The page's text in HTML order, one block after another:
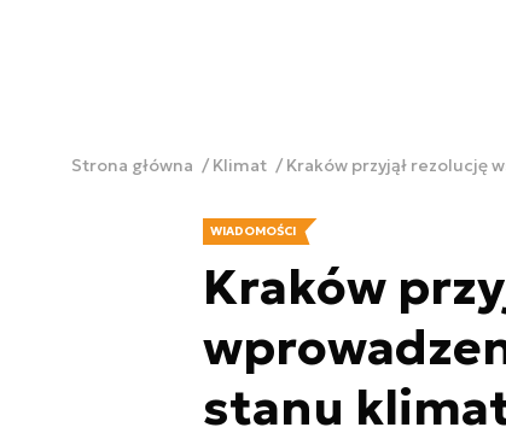
Strona główna Klimat Kraków przyjął rezolucję
WIADOMOŚCI
Kraków
stanu